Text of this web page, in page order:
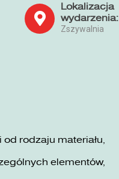
Lokalizacja
wydarzenia:
Zszywalnia
rodzaju materiału,
elementów,